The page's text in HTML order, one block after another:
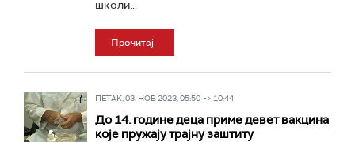
школи...
Прочитај
ПЕТАК, 03. НОВ 2023, 05:50 -> 10:44
До 14. године деца приме девет вакцина
које пружају трајну заштиту